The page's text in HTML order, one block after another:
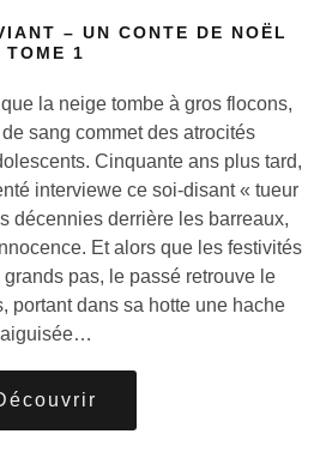
– UN CONTE DE NOËL
TOME 1
la neige tombe à gros flocons,
sang commet des atrocités
Cinquante ans plus tard,
interviewe ce soi-disant « tueur
décennies derrière les barreaux,
Et alors que les festivités
pas, le passé retrouve le
portant dans sa hotte une hache
aiguisée…